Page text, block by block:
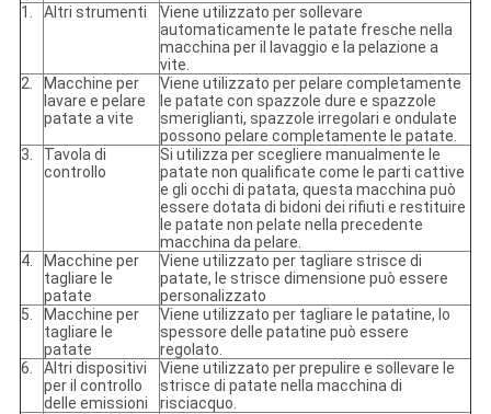
1. Altri strumenti
Viene utilizzato per sollevare
automaticamente le patate fresche nella
macchina per il lavaggio e la pelazione a
vite.
2.
Macchine per
lavare e pelare
patate a vite
Viene utilizzato per pelare completamente
le patate con spazzole dure e spazzole
smeriglianti, spazzole irregolari e ondulate
possono pelare completamente le patate.
3.
Tavola di
controllo
Si utilizza per scegliere manualmente le
patate non qualificate come le parti cattive
e gli occhi di patata, questa macchina può
essere dotata di bidoni dei rifiuti e restituire
le patate non pelate nella precedente
macchina da pelare.
4.
Macchine per
tagliare le
patate
Viene utilizzato per tagliare strisce di
patate, le strisce dimensione può essere
personalizzato
5.
Macchine per
tagliare le
patate
Viene utilizzato per tagliare le patatine, lo
spessore delle patatine può essere
regolato.
6.
Altri dispositivi
per il controllo
delle emissioni
Viene utilizzato per prepulire e sollevare le
strisce di patate nella macchina di
risciacquo.